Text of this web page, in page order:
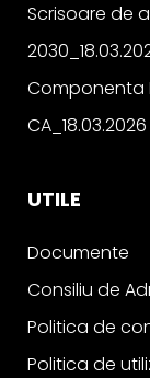
Scrisoare de
Componenta
CA_18.03.2026
UTILE
Documente
Consiliu de
Politica de
Politica de